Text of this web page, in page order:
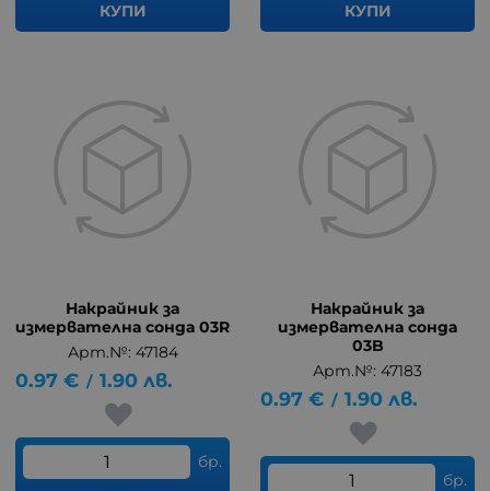
КУПИ КУПИ
Накрайник за
измервателна сонда 03R
Арт.№: 47184
0.97 € / 1.90 лв.
бр.
Накрайник за
измервателна сонда
03B
Арт.№: 47183
0.97 € / 1.90 лв.
бр.